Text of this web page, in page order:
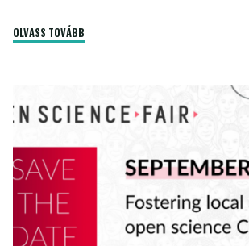
OLVASS TOVÁBB
peer
során
visszajelzésekre!"